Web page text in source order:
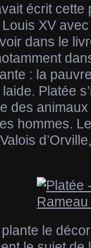
écrit cette
XV
dans le
: la
Platée
des
hommes.
le